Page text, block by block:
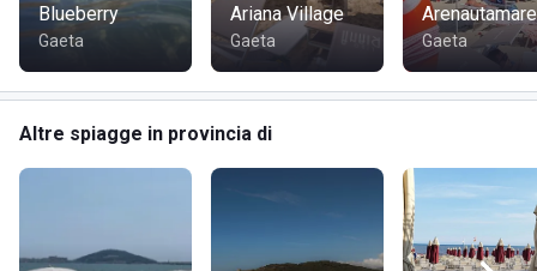
DOVE SI TROVA
In auto:inserisci l’indirizzo nel navigatore e segui le
Blueberry
Gaeta
Ariana Village
Gaeta
Arenautamare
Gaeta
Altre spiagge in provincia di